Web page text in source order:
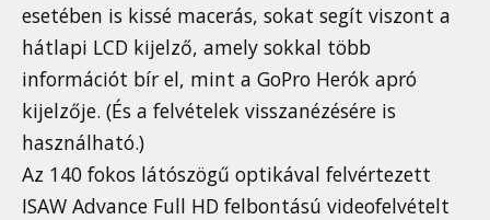
esetében is kissé macerás, sokat segít viszont a
hátlapi LCD kijelző, amely sokkal több
információt bír el, mint a GoPro Herók apró
kijelzője. (És a felvételek visszanézésére is
használható.)
Az 140 fokos látószögű optikával felvértezett
ISAW Advance Full HD felbontású videofelvételt